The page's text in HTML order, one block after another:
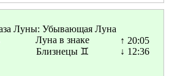
Луна в знаке
Близнецы ♊
↑ 20:05
↓ 12:36